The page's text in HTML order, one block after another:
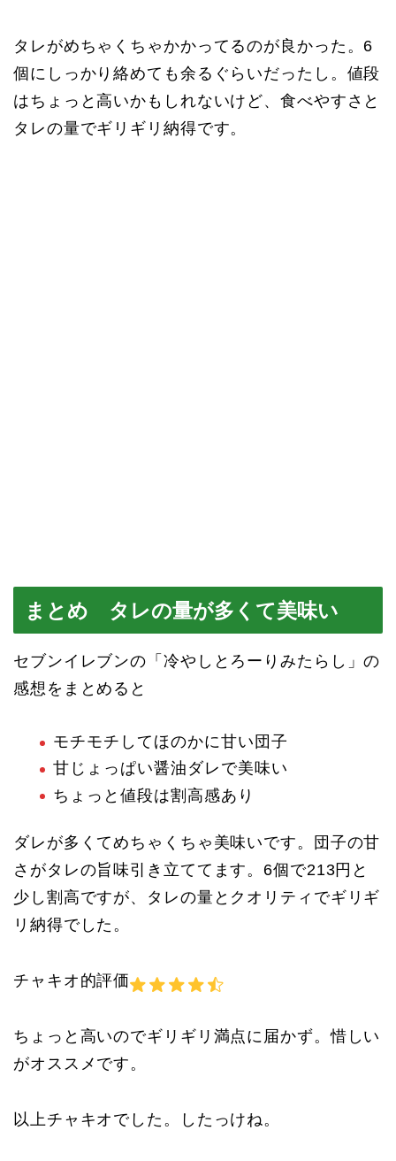
タレがめちゃくちゃかかってるのが良かった。6
個にしっかり絡めても余るぐらいだったし。値段
はちょっと高いかもしれないけど、食べやすさと
タレの量でギリギリ納得です。
まとめ タレの量が多くて美味い
セブンイレブンの「冷やしとろーりみたらし」の
感想をまとめると
モチモチしてほのかに甘い団子
甘じょっぱい醤油ダレで美味い
ちょっと値段は割高感あり
ダレが多くてめちゃくちゃ美味いです。団子の甘
さがタレの旨味引き立ててます。6個で213円と
少し割高ですが、タレの量とクオリティでギリギ
リ納得でした。
チャキオ的評価
ちょっと高いのでギリギリ満点に届かず。惜しい
がオススメです。
以上チャキオでした。したっけね。